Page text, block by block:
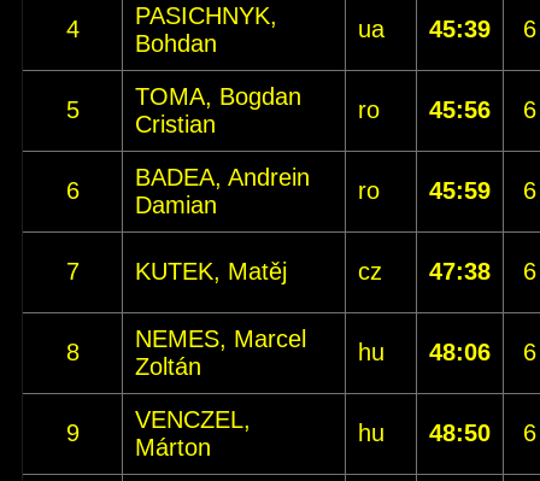
4
PASICHNYK,
Bohdan
ua 45:39 6
5
TOMA, Bogdan
Cristian
ro 45:56 6
6
BADEA, Andrein
Damian
ro 45:59 6
7 KUTEK, Matěj cz 47:38 6
8
NEMES, Marcel
Zoltán
hu 48:06 6
9
VENCZEL,
Márton
hu 48:50 6